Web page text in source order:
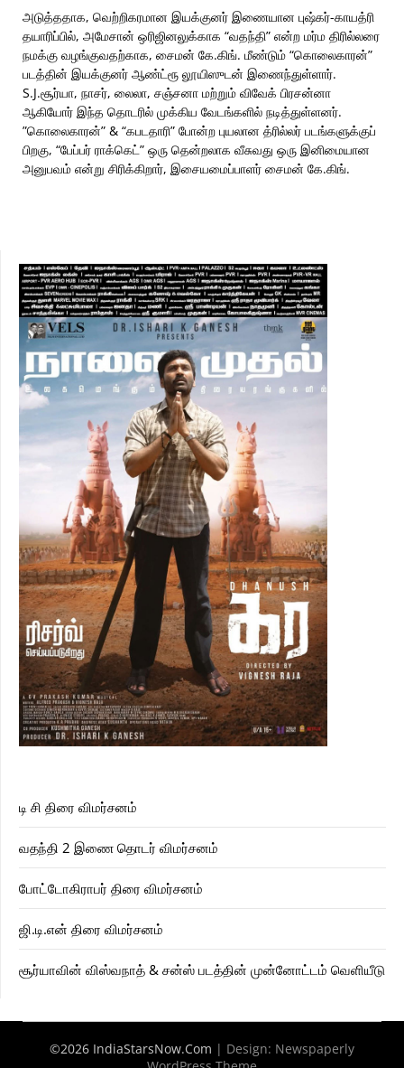
அடுத்ததாக, வெற்றிகரமான இயக்குனர் இணையான புஷ்கர்-காயத்ரி
தயாரிப்பில், அமேசான் ஒரிஜினலுக்காக “வதந்தி” என்ற மர்ம திரில்லரை
நமக்கு வழங்குவதற்காக, சைமன் கே.கிங். மீண்டும் “கொலைகாரன்”
படத்தின் இயக்குனர் ஆண்ட்ரூ லூயிஸுடன் இணைந்துள்ளார்.
S.J.சூர்யா, நாசர், லைலா, சஞ்சனா மற்றும் விவேக் பிரசன்னா
ஆகியோர் இந்த தொடரில் முக்கிய வேடங்களில் நடித்துள்ளனர்.
”கொலைகாரன்” & “கபடதாரி” போன்ற புயலான த்ரில்லர் படங்களுக்குப்
பிறகு, “பேப்பர் ராக்கெட்” ஒரு தென்றலாக வீசுவது ஒரு இனிமையான
அனுபவம் என்று சிரிக்கிறார், இசையமைப்பாளர் சைமன் கே.கிங்.
டி சி திரை விமர்சனம்
வதந்தி 2 இணை தொடர் விமர்சனம்
போட்டோகிராபர் திரை விமர்சனம்
ஜி.டி.என் திரை விமர்சனம்
சூர்யாவின் விஸ்வநாத் & சன்ஸ் படத்தின் முன்னோட்டம் வெளியீடு
©2026 IndiaStarsNow.Com | Design: Newspaperly